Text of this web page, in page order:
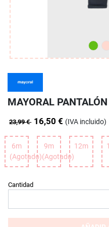
MAYORAL
23,99 € 16,50 € (IVA incluido)
6m
(Agotado)
9m
(Agotado)
12m
Cantidad